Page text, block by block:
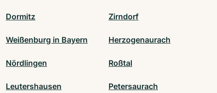
Dormitz Zirndorf
Weißenburg in Bayern Herzogenaurach
Nördlingen Roßtal
Leutershausen Petersaurach